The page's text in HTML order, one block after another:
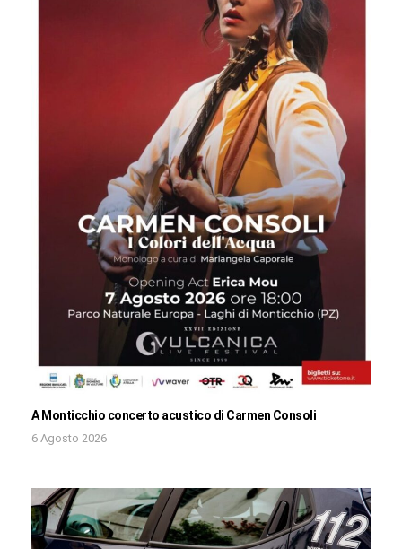
A Monticchio concerto acustico di Carmen Consoli
6 Agosto 2026